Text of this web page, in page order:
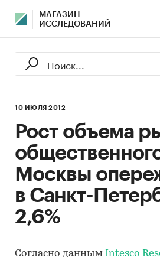
МАГАЗИН
ИССЛЕДОВАНИЙ
10 ИЮЛЯ 2012
Рост объема
Москвы
в Санкт-
2,6%
Согласно данным Intesco